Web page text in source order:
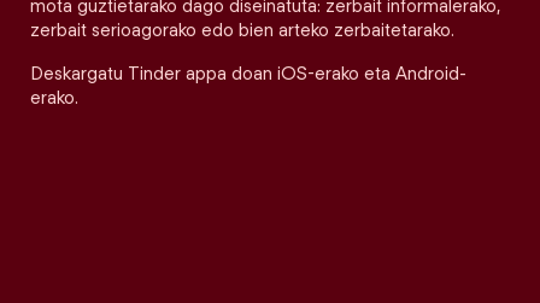
mota guztietarako dago diseinatuta: zerbait informalerako,
zerbait serioagorako edo bien arteko zerbaitetarako.
Deskargatu Tinder appa doan iOS-erako eta Android-
erako.